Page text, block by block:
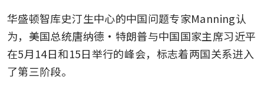
华盛顿智库史汀生中心的中国问题专家Manning认
为，美国总统唐纳德·特朗普与中国国家主席习近平
在5月14日和15日举行的峰会，标志着两国关系进入
了第三阶段。